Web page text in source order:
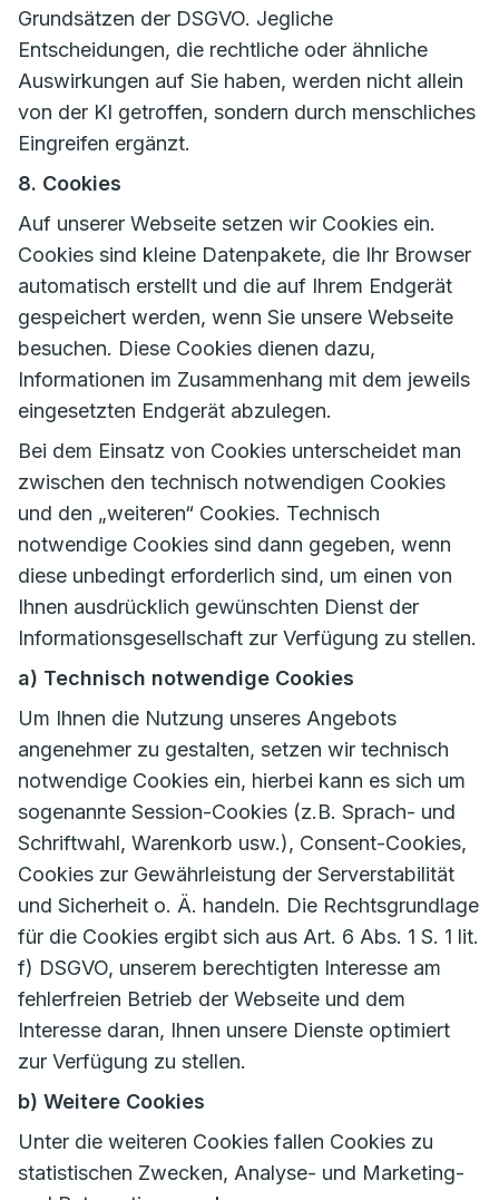
Grundsätzen der DSGVO. Jegliche
Entscheidungen, die rechtliche oder ähnliche
Auswirkungen auf Sie haben, werden nicht allein
von der KI getroffen, sondern durch menschliches
Eingreifen ergänzt.
8. Cookies
Auf unserer Webseite setzen wir Cookies ein.
Cookies sind kleine Datenpakete, die Ihr Browser
automatisch erstellt und die auf Ihrem Endgerät
gespeichert werden, wenn Sie unsere Webseite
besuchen. Diese Cookies dienen dazu,
Informationen im Zusammenhang mit dem jeweils
eingesetzten Endgerät abzulegen.
Bei dem Einsatz von Cookies unterscheidet man
zwischen den technisch notwendigen Cookies
und den „weiteren“ Cookies. Technisch
notwendige Cookies sind dann gegeben, wenn
diese unbedingt erforderlich sind, um einen von
Ihnen ausdrücklich gewünschten Dienst der
Informationsgesellschaft zur Verfügung zu stellen.
a) Technisch notwendige Cookies
Um Ihnen die Nutzung unseres Angebots
angenehmer zu gestalten, setzen wir technisch
notwendige Cookies ein, hierbei kann es sich um
sogenannte Session-Cookies (z.B. Sprach- und
Schriftwahl, Warenkorb usw.), Consent-Cookies,
Cookies zur Gewährleistung der Serverstabilität
und Sicherheit o. Ä. handeln. Die Rechtsgrundlage
für die Cookies ergibt sich aus Art. 6 Abs. 1 S. 1 lit.
f) DSGVO, unserem berechtigten Interesse am
fehlerfreien Betrieb der Webseite und dem
Interesse daran, Ihnen unsere Dienste optimiert
zur Verfügung zu stellen.
b) Weitere Cookies
Unter die weiteren Cookies fallen Cookies zu
statistischen Zwecken, Analyse- und Marketing-